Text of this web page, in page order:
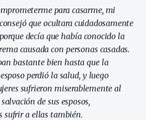
para casarme, mi
que ocultara cuidadosamente
decía que había conocido la
causada con personas casadas.
bastante bien hasta que la
perdió la salud, y luego
sufrieron miserablemente al
de sus esposos,
sufrir a ellas también.